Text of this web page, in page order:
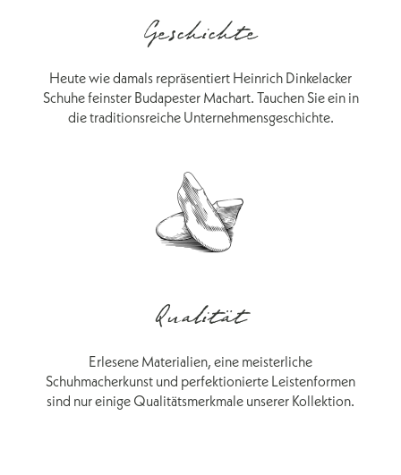
Geschichte
Heute wie damals repräsentiert Heinrich Dinkelacker
Schuhe feinster Budapester Machart. Tauchen Sie ein in
die traditionsreiche Unternehmensgeschichte.
Qualität
Erlesene Materialien, eine meisterliche
Schuhmacherkunst und perfektionierte Leistenformen
sind nur einige Qualitätsmerkmale unserer Kollektion.